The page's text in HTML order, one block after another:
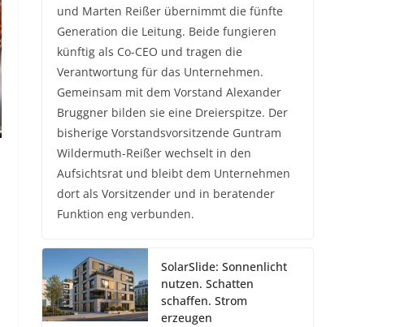
und Marten Reißer übernimmt die fünfte
Generation die Leitung. Beide fungieren
künftig als Co-CEO und tragen die
Verantwortung für das Unternehmen.
Gemeinsam mit dem Vorstand Alexander
Bruggner bilden sie eine Dreierspitze. Der
bisherige Vorstandsvorsitzende Guntram
Wildermuth-Reißer wechselt in den
Aufsichtsrat und bleibt dem Unternehmen
dort als Vorsitzender und in beratender
Funktion eng verbunden.
SolarSlide: Sonnenlicht
nutzen. Schatten
schaffen. Strom
erzeugen